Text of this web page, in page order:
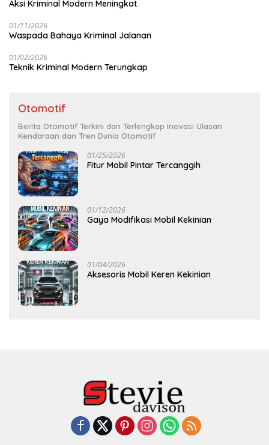
Aksi Kriminal Modern Meningkat
01/11/2026
Waspada Bahaya Kriminal Jalanan
01/02/2026
Teknik Kriminal Modern Terungkap
Otomotif
Berita Otomotif Terkini dan Terlengkap Inovasi Ulasan
Kendaraan dan Tren Dunia Otomotif
01/25/2026
Fitur Mobil Pintar Tercanggih
01/12/2026
Gaya Modifikasi Mobil Kekinian
01/04/2026
Aksesoris Mobil Keren Kekinian